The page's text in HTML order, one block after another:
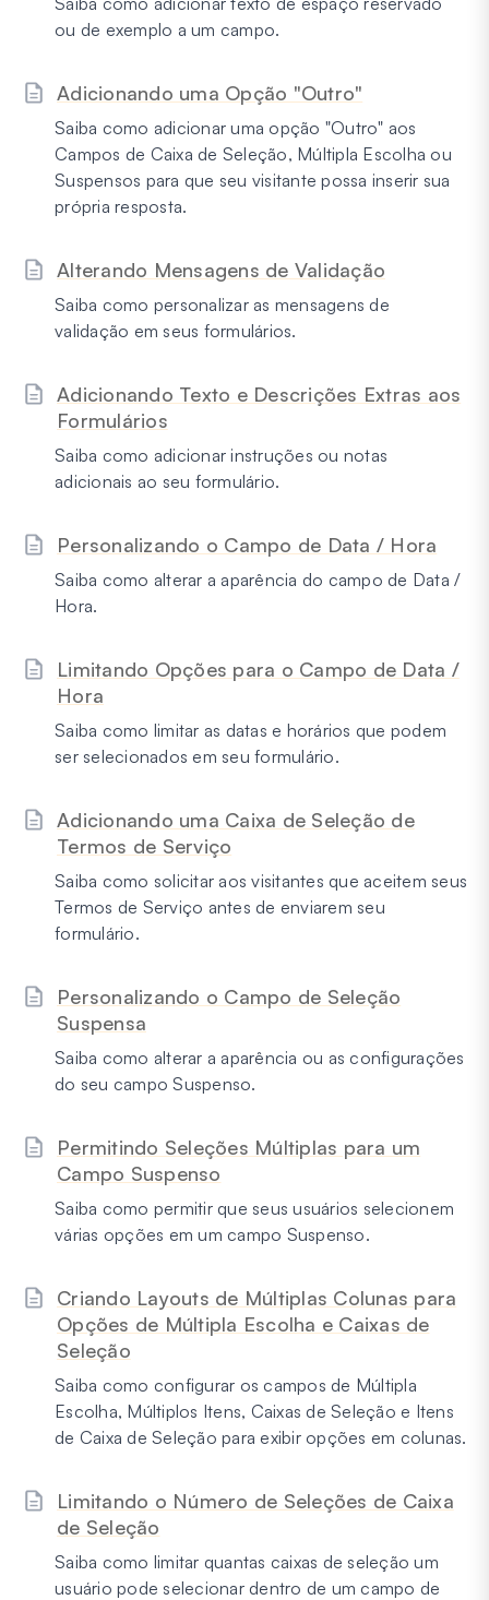
ou de exemplo a um campo.
Adicionando uma Opção "Outro"
Saiba como adicionar uma opção "Outro" aos
Campos de Caixa de Seleção, Múltipla Escolha ou
Suspensos para que seu visitante possa inserir sua
própria resposta.
Alterando Mensagens de Validação
Saiba como personalizar as mensagens de
validação em seus formulários.
Adicionando Texto e Descrições Extras aos
Formulários
Saiba como adicionar instruções ou notas
adicionais ao seu formulário.
Personalizando o Campo de Data / Hora
Saiba como alterar a aparência do campo de Data /
Hora.
Limitando Opções para o Campo de Data /
Hora
Saiba como limitar as datas e horários que podem
ser selecionados em seu formulário.
Adicionando uma Caixa de Seleção de
Termos de Serviço
Saiba como solicitar aos visitantes que aceitem seus
Termos de Serviço antes de enviarem seu
formulário.
Personalizando o Campo de Seleção
Suspensa
Saiba como alterar a aparência ou as configurações
do seu campo Suspenso.
Permitindo Seleções Múltiplas para um
Campo Suspenso
Saiba como permitir que seus usuários selecionem
várias opções em um campo Suspenso.
Criando Layouts de Múltiplas Colunas para
Opções de Múltipla Escolha e Caixas de
Seleção
Saiba como configurar os campos de Múltipla
Escolha, Múltiplos Itens, Caixas de Seleção e Itens
de Caixa de Seleção para exibir opções em colunas.
Limitando o Número de Seleções de Caixa
de Seleção
Saiba como limitar quantas caixas de seleção um
usuário pode selecionar dentro de um campo de